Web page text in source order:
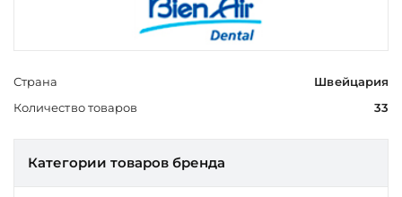
Страна
Швейцария
Количество товаров
33
Категории товаров бренда